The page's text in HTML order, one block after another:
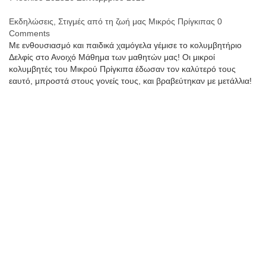
Εκδηλώσεις, Στιγμές από τη ζωή μας Μικρός Πρίγκιπας 0
Comments
Με ενθουσιασμό και παιδικά χαμόγελα γέμισε το κολυμβητήριο
Δελφίς στο Ανοιχό Μάθημα των μαθητών μας! Οι μικροί
κολυμβητές του Μικρού Πρίγκιπα έδωσαν τον καλύτερό τους
εαυτό, μπροστά στους γονείς τους, και βραβεύτηκαν με μετάλλια!